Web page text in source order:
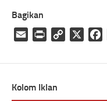
Bagikan
Email
Print
Copy
Kolom Iklan